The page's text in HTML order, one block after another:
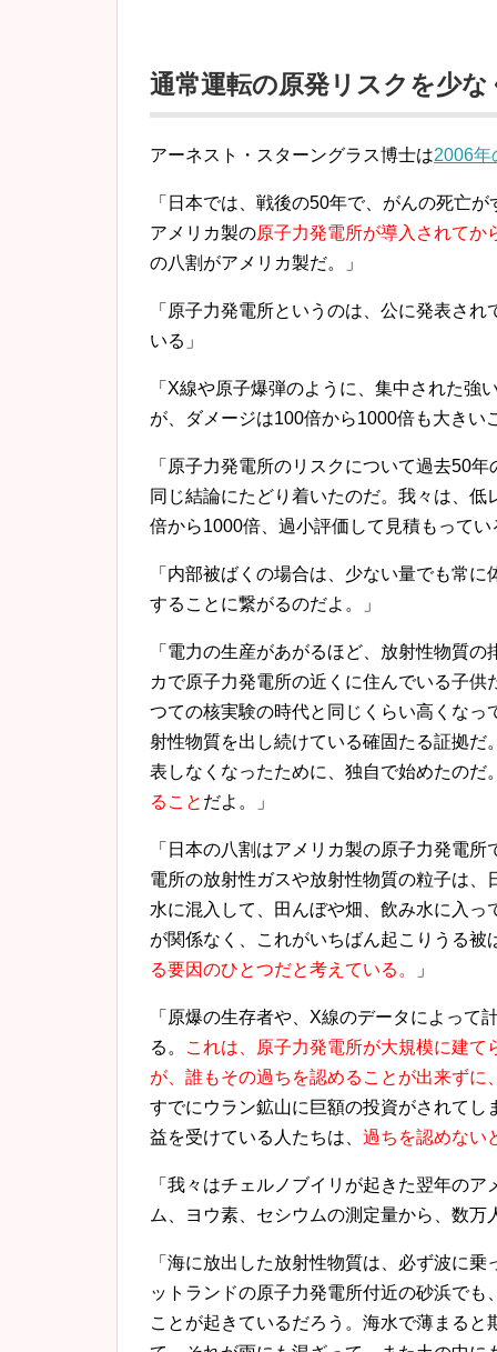
通常運転の原発リスクを少
アーネスト・スターングラス博士は2006年
「日本では、戦後の50年で、がんの死亡
アメリカ製の原子力発電所が導入されてか
の八割がアメリカ製だ。」
「原子力発電所というのは、公に発表さ
いる」
「X線や原子爆弾のように、集中された
が、ダメージは100倍から1000倍も大きい
「原子力発電所のリスクについて過去50
同じ結論にたどり着いたのだ。我々は、
倍から1000倍、過小評価して見積もってい
「内部被ばくの場合は、少ない量でも常
することに繋がるのだよ。」
「電力の生産があがるほど、放射性物質
カで原子力発電所の近くに住んでいる子
つての核実験の時代と同じくらい高くな
射性物質を出し続けている確固たる証拠
表しなくなったために、独自で始めたのだ
ること だよ。」
「日本の八割はアメリカ製の原子力発電
電所の放射性ガスや放射性物質の粒子は
水に混入して、田んぼや畑、飲み水に入
が関係なく、これがいちばん起こりうる被
る要因のひとつだと考えている。
」
「原爆の生存者や、X線のデータによっ
る。
これは、原子力発電所が大規模に建
が、誰もその過ちを認めることが出来ずに
すでにウラン鉱山に巨額の投資がされて
益を受けている人たちは、 過ちを認めない
「我々はチェルノブイリが起きた翌年の
ム、ヨウ素、セシウムの測定量から、数
「海に放出した放射性物質は、必ず波に
ットランドの原子力発電所付近の砂浜で
ことが起きているだろう。海水で薄まる